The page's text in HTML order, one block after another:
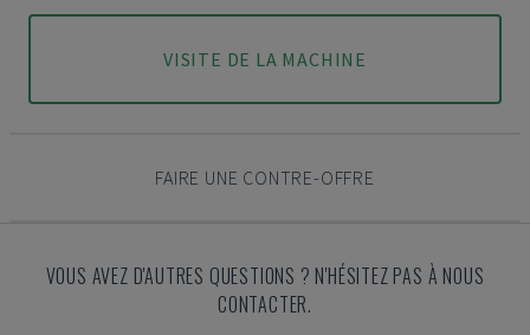
VISITE DE LA MACHINE
FAIRE UNE CONTRE-OFFRE
VOUS AVEZ D'AUTRES QUESTIONS ? N'HÉSITEZ PAS À NOUS
CONTACTER.